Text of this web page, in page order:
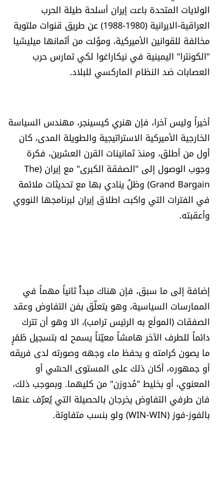
الولايات المتحدة باعت إيران أسلحة طيلة الحرب
العراقية-الايرانية (1980-1988) عن طريق قنوات ملتوية
مخالفة للقوانين الأميركية، وموُلت من أثمانها ميليشيا
"الكونترا" اليمينية في نيكاراغوا لكي تمارس حرب
العصابات ضد النظام الماركسي للبلاد.
أخيراً وليس آخرا، فإن هنري كيسينجر، مهندس السياسة
الخارجية الأميركية الاستراتيجية والطويلة المدى، كان
أول من أطلق، ومنذ ثمانينات القرن العشرين، فكرة
وجوب الوصول إلى "الصفقة الكبرى" مع إيران (The
Grand Bargain) وظلُ ينادي بها مع تحديثات ملائمة
في الفترات التي واكبت اطلاق إيران لبرنامجها النووي
وأعقبته.
إضافة إلى ما سبق، فإن هناك مبدأً ثانياً مهماً في
الممارسات السياسية، وهو يتعلّق بفن التفاوض وعقد
الصفقات (المولَع به الرئيس ترامب)، الا وهو أن تترك
دائماً للطرف الآخر هامشاً معيّناً يسمح له بتسجيل ظَفَرٍ
ما يصون كرامته و يحفظ ماء وجهه وصورته لدى فريقه
أو جمهوره، أكان ذلك على المستوى الحسّي أو
المعنوي، أو بخليط "مُدوزن" من كليهما. وبموجب ذلك،
فان طرفي التفاوض يخرجان بالحصيلة التي يُعرَّف عنها
بالفوز-فوز (WIN-WIN) ولو بنسب متفاوتة.